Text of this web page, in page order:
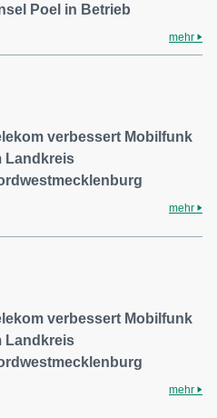
Poel in Betrieb
mehr
verbessert Mobilfunk
Landkreis
mehr
verbessert Mobilfunk
Landkreis
mehr